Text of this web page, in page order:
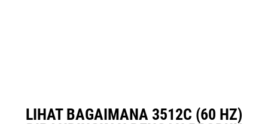
LIHAT BAGAIMANA 3512C (60 HZ)